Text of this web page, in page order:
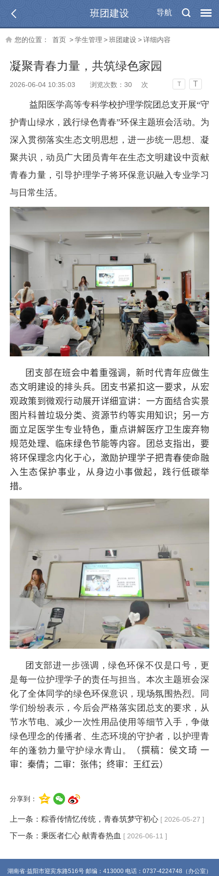
导航
班团建设
您的位置： 首页 >学生管理 >班团建设>详细内容
凝聚青春力量，共筑绿色家园
2026-06-04 10:35:03 浏览次数： 30 次 T T
益阳医学高等专科学校护理学院团总支开展“守
护青山绿水，践行绿色青春”环保主题班会活动。为
深入贯彻落实生态文明思想，进一步统一思想、凝
聚共识，动员广大团员青年在生态文明建设中贡献
青春力量，引导护理学子将环保意识融入专业学习
与日常生活。
团支部在班会中着重强调，新时代青年应做生
态文明建设的排头兵。团支书紧扣这一要求，从宏
观政策到微观行动展开详细宣讲：一方面结合实景
图片科普垃圾分类、资源节约等实用知识；另一方
面立足医学生专业特色，重点讲解医疗卫生废弃物
规范处理、临床绿色节能等内容。团总支指出，要
将环保理念内化于心，激励护理学子把青春使命融
入生态保护事业，从身边小事做起，践行低碳举
措。
团支部进一步强调，绿色环保不仅是口号，更
是每一位护理学子的责任与担当。本次主题班会深
化了全体同学的绿色环保意识，现场氛围热烈。同
学们纷纷表示，今后会严格落实团总支的要求，从
节水节电、减少一次性用品使用等细节入手，争做
绿色理念的传播者、生态环境的守护者，以护理青
年的蓬勃力量守护绿水青山。
（撰稿：侯文琦一
审：秦倩；二审：张伟；终审：王红云）
分享到：
上一条： 粽香传情忆传统，青春筑梦守初心 [ 2026-05-27 ]
下一条： 秉医者仁心 献青春热血 [ 2026-06-11 ]
湖南省·益阳市迎宾东路516号 邮编：413000 电话：0737-4224748（办公室）